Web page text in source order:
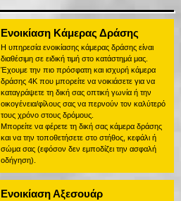
Ενοικίαση Κάμερας Δράσης
Η υπηρεσία ενοικίασης κάμερας δράσης είναι
διαθέσιμη σε ειδική τιμή στο κατάστημά μας.
Έχουμε την πιο πρόσφατη και ισχυρή κάμερα
δράσης 4K που μπορείτε να νοικιάσετε για να
καταγράψετε τη δική σας οπτική γωνία ή την
οικογένεια/φίλους σας να περνούν τον καλύτερό
τους χρόνο στους δρόμους.
Μπορείτε να φέρετε τη δική σας κάμερα δράσης
και να την τοποθετήσετε στο στήθος, κεφάλι ή
σώμα σας (εφόσον δεν εμποδίζει την ασφαλή
οδήγηση).
Ενοικίαση Αξεσουάρ